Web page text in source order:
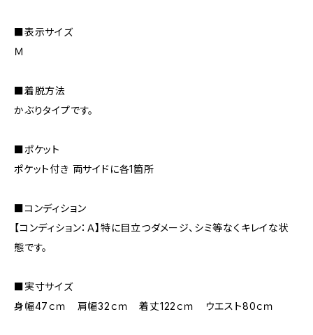
■表示サイズ
Ｍ
■着脱方法
かぶりタイプです。
■ポケット
ポケット付き 両サイドに各1箇所
■コンディション
【コンディション：Ａ】特に目立つダメージ、シミ等なくキレイな状
態です。
■実寸サイズ
身幅47ｃｍ 肩幅32ｃｍ 着丈122ｃｍ ウエスト80ｃｍ